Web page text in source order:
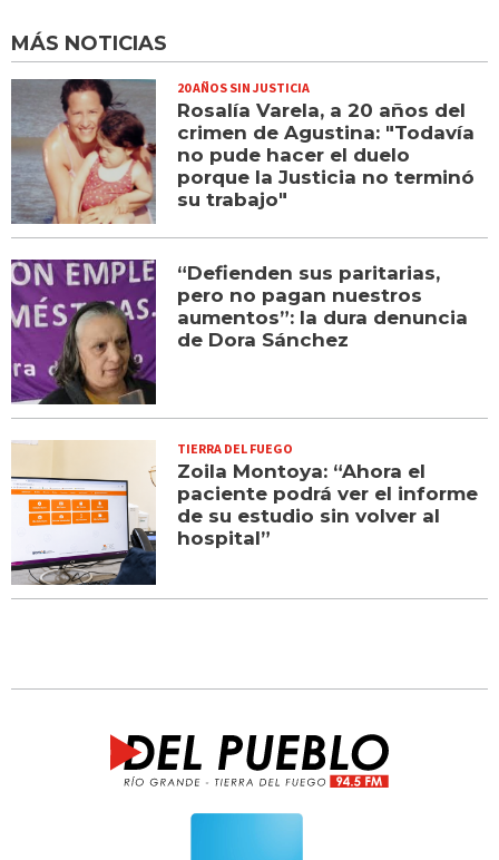
MÁS NOTICIAS
20 AÑOS SIN JUSTICIA
Rosalía Varela, a 20 años del
crimen de Agustina: "Todavía
no pude hacer el duelo
porque la Justicia no terminó
su trabajo"
“Defienden sus paritarias,
pero no pagan nuestros
aumentos”: la dura denuncia
de Dora Sánchez
TIERRA DEL FUEGO
Zoila Montoya: “Ahora el
paciente podrá ver el informe
de su estudio sin volver al
hospital”